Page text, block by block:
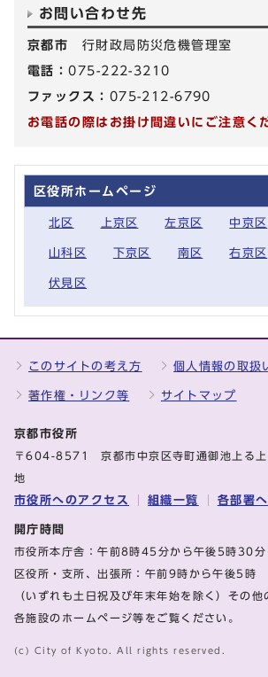
お問い合わせ先
京都市 行財政局防災危機管理室
電話：075-222-3210
ファックス： 075-212-6790
お電話の際はお掛け間違いにご注意く
区役所ホームページ
北区 上京区 左京区 中京区
山科区 下京区 南区 右京区
伏見区
このサイトの考え方 個人情報の取扱
著作権・リンク等 サイトマップ
京都市役所
〒604-8571 京都市中京区寺町通御池上る
地
市役所へのアクセス 組織一覧 各部署
開庁時間
市役所本庁舎：午前8時45分から午後5時30
区役所・支所、出張所：午前9時から午後5時
（いずれも土日祝及び年末年始を除く）その他
各施設のホームページ等をご覧ください。
(c) City of Kyoto. All rights reserved.